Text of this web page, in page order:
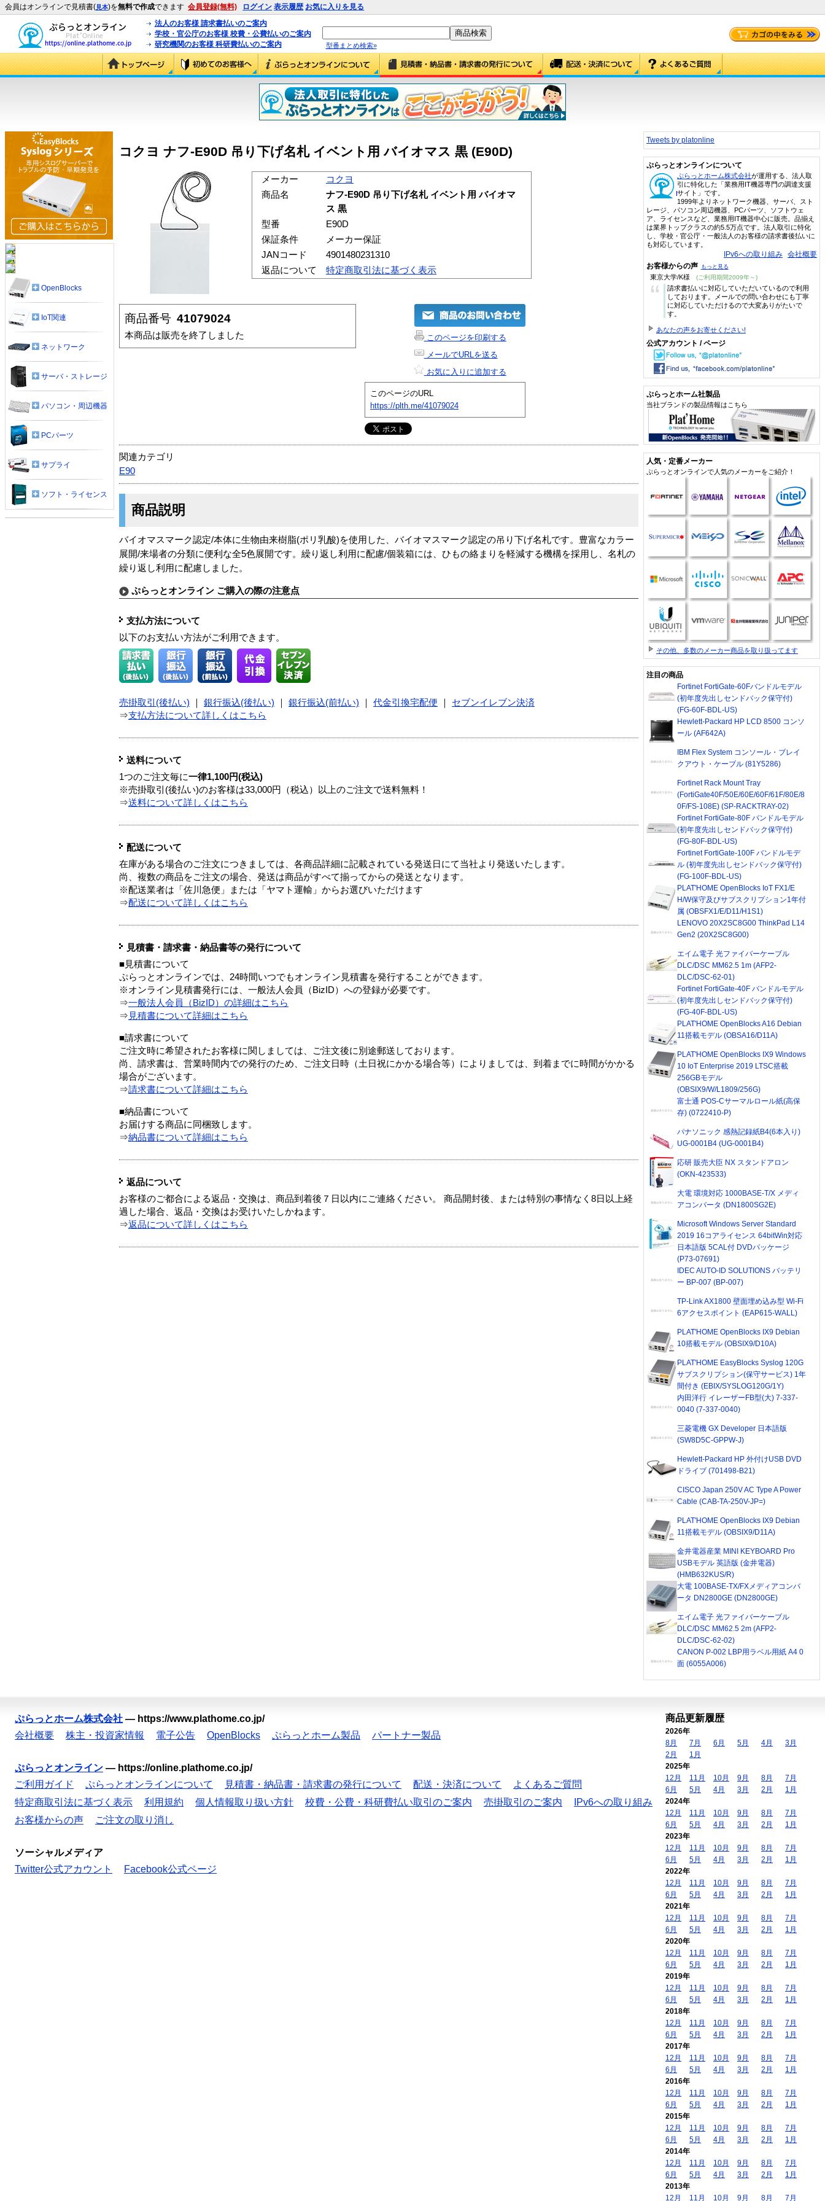
会員はオンラインで見積書(見本)を無料で作成できます 会員登録(無料) ログイン 表示履歴 お気に入りを見る
法人のお客様 請求書払いのご案内
学校・官公庁のお客様 校費・公費払いのご案内
研究機関のお客様 科研費払いのご案内
型番まとめ検索»
コクヨ ナフ-E90D 吊り下げ名札 イベント用 バイオマス 黒 (E90D)
メーカー
コクヨ
商品名
ナフ-E90D 吊り下げ名札 イベント用 バイオマ
ス 黒
型番
E90D
保証条件
メーカー保証
JANコード
4901480231310
返品について
特定商取引法に基づく表示
商品番号 41079024
本商品は販売を終了しました
このページを印刷する
メールでURLを送る
お気に入りに追加する
このページのURL
https://plth.me/41079024
関連カテゴリ
E90
商品説明
バイオマスマーク認定/本体に生物由来樹脂(ポリ乳酸)を使用した、バイオマスマーク認定の吊り下げ名札です。豊富なカラー
展開/来場者の分類に便利な全5色展開です。繰り返し利用に配慮/個装箱には、ひもの絡まりを軽減する機構を採用し、名札の
繰り返し利用に配慮しました。
ぷらっとオンライン ご購入の際の注意点
支払方法について
以下のお支払い方法がご利用できます。
売掛取引(後払い) 銀行振込(後払い) 銀行振込(前払い) 代金引換宅配便
セブンイレブン決済
⇒支払方法について詳しくはこちら
送料について
1つのご注文毎に一律1,100円(税込)
※売掛取引(後払い)のお客様は33,000円（税込）以上のご注文で送料無料！
⇒送料について詳しくはこちら
配送について
在庫がある場合のご注文につきましては、各商品詳細に記載されている発送日にて当社より発送いたします。
尚、複数の商品をご注文の場合、発送は商品がすべて揃ってからの発送となります。
※配送業者は「佐川急便」または「ヤマト運輸」からお選びいただけます
⇒配送について詳しくはこちら
見積書・請求書・納品書等の発行について
■見積書について
ぷらっとオンラインでは、24時間いつでもオンライン見積書を発行することができます。
※オンライン見積書発行には、一般法人会員（BizID）への登録が必要です。
⇒一般法人会員（BizID）の詳細はこちら
⇒ 見積書について詳細はこちら
■請求書について
ご注文時に希望されたお客様に関しましては、ご注文後に別途郵送しております。
尚、請求書は、営業時間内での発行のため、ご注文日時（土日祝にかかる場合等）によりましては、到着までに時間がかかる
場合がございます。
⇒請求書について詳細はこちら
■納品書について
お届けする商品に同梱致します。
⇒納品書について詳細はこちら
返品について
お客様のご都合による返品・交換は、商品到着後７日以内にご連絡ください。 商品開封後、または特別の事情なく8日以上経
過した場合、返品・交換はお受けいたしかねます。
⇒返品について詳しくはこちら
OpenBlocks
IoT関連
ネットワーク
サーバ・ストレージ
パソコン・周辺機器
PCパーツ
サプライ
ソフト・ライセンス
Tweets by platonline
ぷらっとオンラインについて
ぷらっとホーム株式会社が運用する、法人取
引に特化した「業務用IT機器専門の調達支援
サイト」です。
1999年よりネットワーク機器、サーバ、スト
レージ、パソコン周辺機器、PCパーツ、ソフトウェ
ア、ライセンスなど、業務用IT機器中心に販売。品揃え
は業界トップクラスの約5.5万点です。法人取引に特化
し、学校・官公庁・一般法人のお客様の請求書後払いに
も対応しています。
IPv6への取り組み 会社概要
お客様からの声 もっと見る
東京大学/K様 (ご利用期間2009年～)
“
請求書払いに対応していただいているので利用
しております。メールでの問い合わせにも丁寧
に対応していただけるので大変ありがたいで
す。
あなたの声をお寄せください!
公式アカウント / ページ
ぷらっとホーム社製品
当社ブランドの製品情報はこちら
人気・定番メーカー
ぷらっとオンラインで人気のメーカーをご紹介！
その他、多数のメーカー商品を取り扱ってます
注目の商品
Fortinet FortiGate-60Fバンドルモデル
(初年度先出しセンドバック保守付)
(FG-60F-BDL-US)
Hewlett-Packard HP LCD 8500 コンソ
ール (AF642A)
IBM Flex System コンソール・ブレイ
クアウト・ケーブル (81Y5286)
Fortinet Rack Mount Tray
(FortiGate40F/50E/60E/60F/61F/80E/8
0F/FS-108E) (SP-RACKTRAY-02)
Fortinet FortiGate-80F バンドルモデル
(初年度先出しセンドバック保守付)
(FG-80F-BDL-US)
Fortinet FortiGate-100F バンドルモデ
ル (初年度先出しセンドバック保守付)
(FG-100F-BDL-US)
PLAT'HOME OpenBlocks IoT FX1/E
H/W保守及びサブスクリプション1年付
属 (OBSFX1/E/D11/H1S1)
LENOVO 20X2SC8G00 ThinkPad L14
Gen2 (20X2SC8G00)
エイム電子 光ファイバーケーブル
DLC/DSC MM62.5 1m (AFP2-
DLC/DSC-62-01)
Fortinet FortiGate-40F バンドルモデル
(初年度先出しセンドバック保守付)
(FG-40F-BDL-US)
PLAT'HOME OpenBlocks A16 Debian
11搭載モデル (OBSA16/D11A)
PLAT'HOME OpenBlocks IX9 Windows
10 IoT Enterprise 2019 LTSC搭載
256GBモデル
(OBSIX9/W/L1809/256G)
富士通 POS-Cサーマルロール紙(高保
存) (0722410-P)
パナソニック 感熱記録紙B4(6本入り)
UG-0001B4 (UG-0001B4)
応研 販売大臣 NX スタンドアロン
(OKN-423533)
大電 環境対応 1000BASE-T/X メディ
アコンバータ (DN1800SG2E)
Microsoft Windows Server Standard
2019 16コアライセンス 64bitWin対応
日本語版 5CAL付 DVDパッケージ
(P73-07691)
IDEC AUTO-ID SOLUTIONS バッテリ
ー BP-007 (BP-007)
TP-Link AX1800 壁面埋め込み型 Wi-Fi
6アクセスポイント (EAP615-WALL)
PLAT'HOME OpenBlocks IX9 Debian
10搭載モデル (OBSIX9/D10A)
PLAT'HOME EasyBlocks Syslog 120G
サブスクリプション(保守サービス) 1年
間付き (EBIX/SYSLOG120G/1Y)
内田洋行 イレーザーFB型(大) 7-337-
0040 (7-337-0040)
三菱電機 GX Developer 日本語版
(SW8D5C-GPPW-J)
Hewlett-Packard HP 外付けUSB DVD
ドライブ (701498-B21)
CISCO Japan 250V AC Type A Power
Cable (CAB-TA-250V-JP=)
PLAT'HOME OpenBlocks IX9 Debian
11搭載モデル (OBSIX9/D11A)
金井電器産業 MINI KEYBOARD Pro
USBモデル 英語版 (金井電器)
(HMB632KUS/R)
大電 100BASE-TX/FXメディアコンバ
ータ DN2800GE (DN2800GE)
エイム電子 光ファイバーケーブル
DLC/DSC MM62.5 2m (AFP2-
DLC/DSC-62-02)
CANON P-002 LBP用ラベル用紙 A4 0
面 (6055A006)
ぷらっとホーム株式会社 — https://www.plathome.co.jp/
会社概要
株主・投資家情報 電子公告 OpenBlocks ぷらっとホーム製品 パートナー製品
ぷらっとオンライン — https://online.plathome.co.jp/
ご利用ガイド
ぷらっとオンラインについて 見積書・納品書・請求書の発行について 配送・決済について
よくあるご質問
特定商取引法に基づく表示
利用規約 個人情報取り扱い方針 校費・公費・科研費払い取引のご案内 売掛取引のご案内
IPv6への取り組み
お客様からの声
ご注文の取り消し
ソーシャルメディア
Twitter公式アカウント
Facebook公式ページ
商品更新履歴
2026年
8月
7月 6月 5月 4月
3月
2月
1月
2025年
12月
11月 10月 9月 8月
7月
6月
5月 4月 3月 2月
1月
2024年
12月
11月 10月 9月 8月
7月
6月
5月 4月 3月 2月
1月
2023年
12月
11月 10月 9月 8月
7月
6月
5月 4月 3月 2月
1月
2022年
12月
11月 10月 9月 8月
7月
6月
5月 4月 3月 2月
1月
2021年
12月
11月 10月 9月 8月
7月
6月
5月 4月 3月 2月
1月
2020年
12月
11月 10月 9月 8月
7月
6月
5月 4月 3月 2月
1月
2019年
12月
11月 10月 9月 8月
7月
6月
5月 4月 3月 2月
1月
2018年
12月
11月 10月 9月 8月
7月
6月
5月 4月 3月 2月
1月
2017年
12月
11月 10月 9月 8月
7月
6月
5月 4月 3月 2月
1月
2016年
12月
11月 10月 9月 8月
7月
6月
5月 4月 3月 2月
1月
2015年
12月
11月 10月 9月 8月
7月
6月
5月 4月 3月 2月
1月
2014年
12月
11月 10月 9月 8月
7月
6月
5月 4月 3月 2月
1月
2013年
12月
11月 10月 9月 8月 7月